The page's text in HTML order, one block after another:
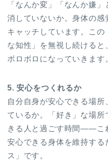
「なんか変」「なんか嫌
消していないか。身体の感
キャッチしています。この
な知性」を無視し続けると
ボロボロになっていきます
5. 安心をつくれるか
自分自身が安心できる場
ているか。「好き」な場
きる人と過ごす時間——こ
安心できる身体を維持する
ス」です。